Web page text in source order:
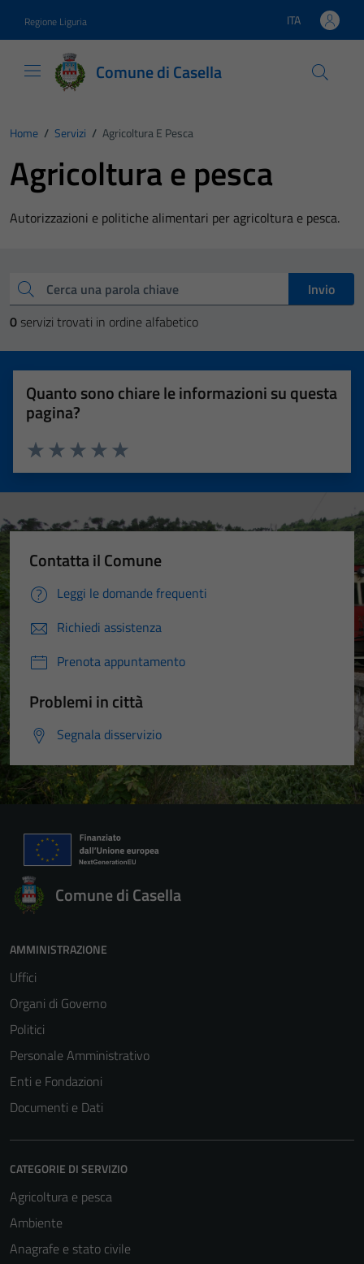
Regione Liguria Lingua attiva:
ITA
Comune di Casella
Home / Servizi / Agricoltura E Pesca
Agricoltura e pesca
Autorizzazioni e politiche alimentari per agricoltura e pesca.
Cerca una parola chiave
Invio
0 servizi trovati in ordine alfabetico
Quanto sono chiare le informazioni su questa
pagina?
Valuta 5 stelle su 5
Valuta 4 stelle su 5
Valuta 3 stelle su 5
Valuta 2 stelle su 5
Valuta 1 stelle su 5
Contatta il Comune
Leggi le domande frequenti
Richiedi assistenza
Prenota appuntamento
Problemi in città
Segnala disservizio
Comune di Casella
AMMINISTRAZIONE
Uffici
Organi di Governo
Politici
Personale Amministrativo
Enti e Fondazioni
Documenti e Dati
CATEGORIE DI SERVIZIO
Agricoltura e pesca
Ambiente
Anagrafe e stato civile